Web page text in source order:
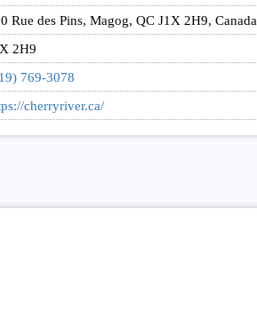
Rue des Pins, Magog, QC J1X 2H9, Canada
2H9
769-3078
cherryriver.ca/